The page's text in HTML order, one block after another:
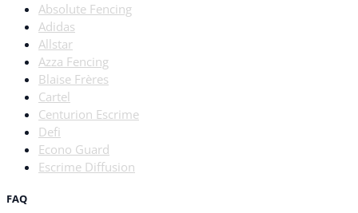
Absolute Fencing
Adidas
Allstar
Azza Fencing
Blaise Frères
Cartel
Centurion Escrime
Defi
Econo Guard
Escrime Diffusion
FAQ